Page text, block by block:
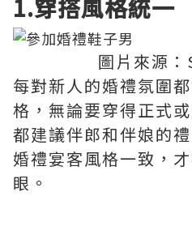
1.穿搭風格統一
圖片來源
每對新人的婚禮氛圍
格，無論要穿得正式
都建議伴郎和伴娘的
婚禮宴客風格一致，
眼。